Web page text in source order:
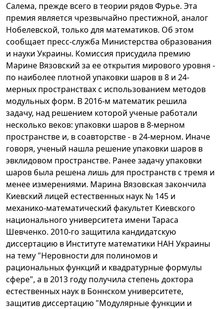
Салема, прежде всего в теории рядов Фурье. Эта
премия является чрезвычайно престижной, аналог
Нобелевской, только для математиков. Об этом
сообщает пресс-служба Министерства образования
и науки Украины. Комиссия присудила премию
Марине Вязовский за ее открытия мирового уровня -
по наиболее плотной упаковки шаров в 8 и 24-
мерных пространствах с использованием методов
модульных форм. В 2016-м математик решила
задачу, над решением которой ученые работали
несколько веков: упаковки шаров в 8-мерном
пространстве и, в соавторстве - в 24-мерном. Иначе
говоря, ученый нашла решение упаковки шаров в
эвклидовом пространстве. Ранее задачу упаковки
шаров была решена лишь для пространств с тремя и
менее измерениями. Марина Вязовская закончила
Киевский лицей естественных наук № 145 и
механико-математический факультет Киевского
национального университета имени Тараса
Шевченко. 2010-го защитила кандидатскую
диссертацию в Институте математики НАН Украины
на тему "Неровности для полиномов и
рациональных функций и квадратурные формулы
сфере", а в 2013 году получила степень доктора
естественных наук в Боннском университете,
защитив диссертацию "Модулярные функции и